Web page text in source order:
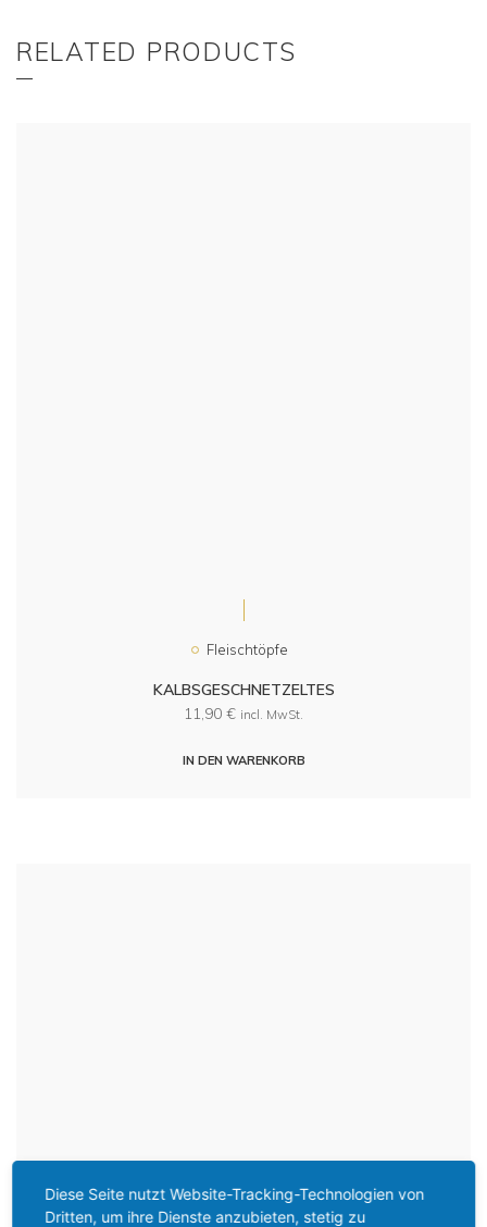
RELATED PRODUCTS
Fleischtöpfe
KALBSGESCHNETZELTES
11,90 € incl. MwSt.
IN DEN WARENKORB
Diese Seite nutzt Website-Tracking-Technologien von
Dritten, um ihre Dienste anzubieten, stetig zu